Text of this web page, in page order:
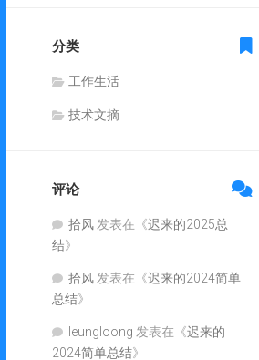
分类
工作生活
技术文摘
评论
拾风 发表在《迟来的2025总
结》
拾风 发表在《迟来的2024简单
总结》
leungloong 发表在《迟来的
2024简单总结》